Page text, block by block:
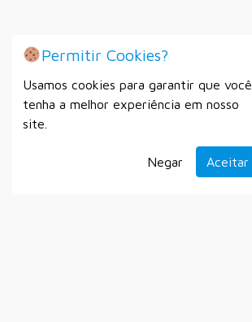
Permitir Cookies?
Usamos cookies para garantir que você
tenha a melhor experiência em nosso
site.
Negar Aceitar